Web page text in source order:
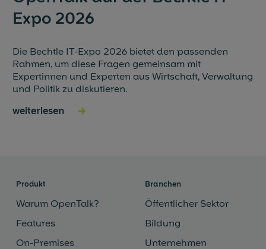
Expo 2026
Die Bechtle IT-Expo 2026 bietet den passenden
Rahmen, um diese Fragen gemeinsam mit
Expertinnen und Experten aus Wirtschaft, Verwaltung
und Politik zu diskutieren.
weiterlesen →
Produkt
Warum OpenTalk?
Features
On-Premises
Branchen
Öffentlicher Sektor
Bildung
Unternehmen